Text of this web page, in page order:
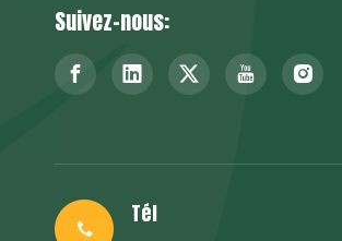
Suivez-nous:
Tél